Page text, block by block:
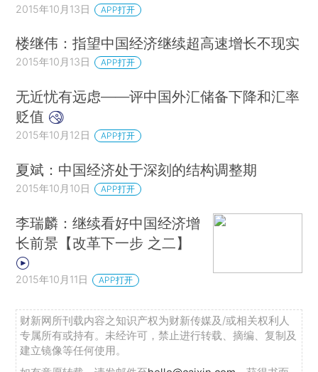
2015年10月13日 APP打开
楼继伟：指望中国经济继续超高速增长不现实
2015年10月13日 APP打开
无近忧有远虑——评中国外汇储备下降和汇率
贬值
2015年10月12日 APP打开
夏斌：中国经济处于深刻的结构调整期
2015年10月10日 APP打开
李瑞麟：继续看好中国经济增
长前景【改革下一步 之二】
2015年10月11日 APP打开
财新网所刊载内容之知识产权为财新传媒及/或相关权利人
专属所有或持有。未经许可，禁止进行转载、摘编、复制及
建立镜像等任何使用。